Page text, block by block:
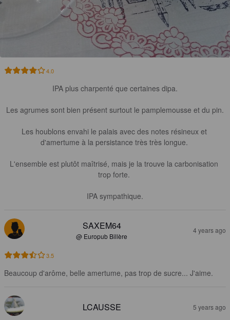
4.0
IPA plus charpenté que certaines dipa.
Les agrumes sont bien présent surtout le pamplemousse et du pin.
Les houblons envahi le palais avec des notes résineux et
d'amertume à la persistance très très longue.
L'ensemble est plutôt maîtrisé, mais je la trouve la carbonisation
trop forte.
IPA sympathique.
SAXEM64
@ Europub Billère
4 years ago
3.5
Beaucoup d'arôme, belle amertume, pas trop de sucre... J'aime.
LCAUSSE 5 years ago